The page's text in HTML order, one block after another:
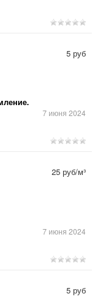
7 июня 2024
5 руб
7 июня 2024
25 руб/м³
5 руб